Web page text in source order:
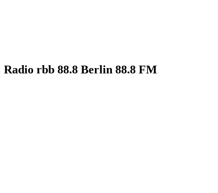
Radio rbb 88.8 Berlin 88.8 FM